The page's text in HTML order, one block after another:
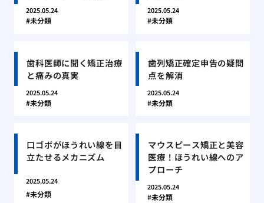
2025.05.24
未分類
2025.05.24
未分類
歯科医師に聞く矯正治療
と痛みの真実
2025.05.24
未分類
歯列矯正確定申告の疑問
点を解消
2025.05.24
未分類
口ゴボがほうれい線を目
立たせるメカニズム
2025.05.24
未分類
マウスピース矯正と美容
医療！ほうれい線へのア
プローチ
2025.05.24
未分類